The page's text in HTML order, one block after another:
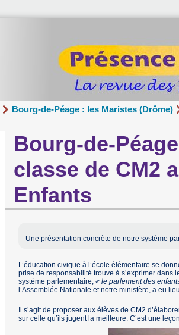
Bourg-de-Péage : les Maristes (Drôme)
Bourg-de-
classe de CM2
Enfants
Une présentation concrète de notre système
L’éducation civique à l’école élémentaire se
prise de responsabilité trouve à s’exprimer dans
système parlementaire,« le parlement des
l’Assemblée Nationale et notre ministère, a eu
Il s’agit de proposer aux élèves de CM2
sur celle qu’ils jugent la meilleure. C’est une